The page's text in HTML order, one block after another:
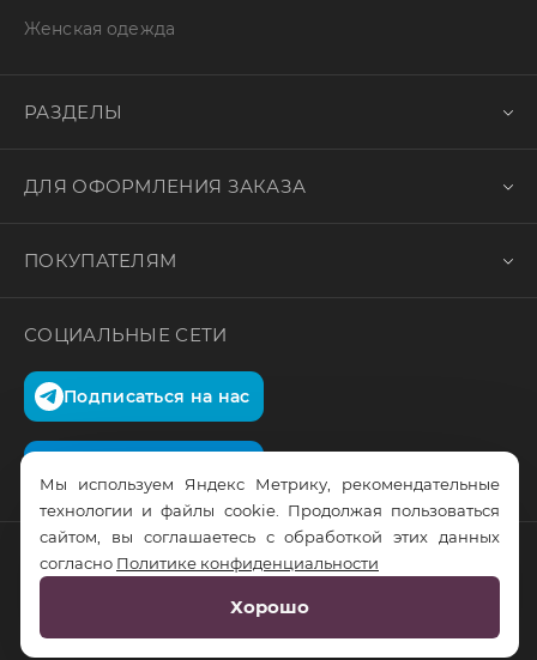
Женская одежда
РАЗДЕЛЫ
ДЛЯ ОФОРМЛЕНИЯ ЗАКАЗА
ПОКУПАТЕЛЯМ
СОЦИАЛЬНЫЕ СЕТИ
Подписаться на нас
© RusTrus. 2011-2026. Все права защищены
RS Digital
Мы используем Яндекс Метрику, рекомендательные
технологии и файлы cookie. Продолжая пользоваться
сайтом, вы соглашаетесь с обработкой этих данных
согласно Политике конфиденциальности
Хорошо